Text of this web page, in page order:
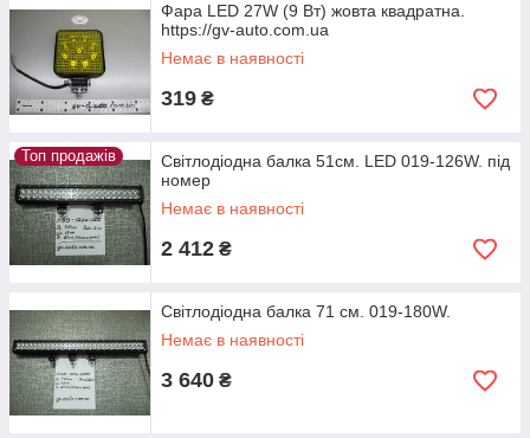
Фара LED 27W (9 Вт) жовта квадратна.
https://gv-auto.com.ua
Немає в наявності
319 ₴
Топ продажів
Світлодіодна балка 51см. LED 019-126W. під
номер
Немає в наявності
2 412 ₴
Світлодіодна балка 71 см. 019-180W.
Немає в наявності
3 640 ₴